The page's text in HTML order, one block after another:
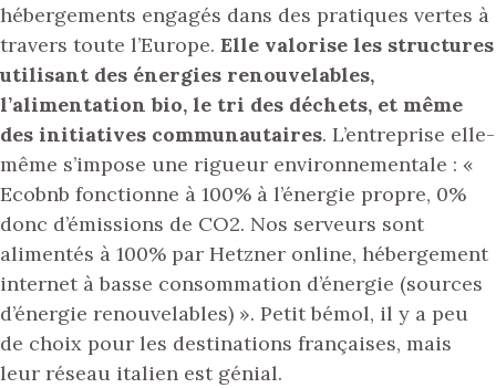
hébergements engagés dans des pratiques vertes à
travers toute l’Europe. Elle valorise les structures
utilisant des énergies renouvelables,
l’alimentation bio, le tri des déchets, et même
des initiatives communautaires. L’entreprise elle-
même s’impose une rigueur environnementale : «
Ecobnb fonctionne à 100% à l’énergie propre, 0%
donc d’émissions de CO2. Nos serveurs sont
alimentés à 100% par Hetzner online, hébergement
internet à basse consommation d’énergie (sources
d’énergie renouvelables) ». Petit bémol, il y a peu
de choix pour les destinations françaises, mais
leur réseau italien est génial.